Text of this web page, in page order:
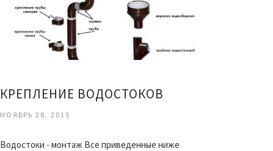
КРЕПЛЕНИЕ ВОДОСТОКОВ
НОЯБРЬ 28, 2015
Водостоки - монтаж Все приведенные ниже